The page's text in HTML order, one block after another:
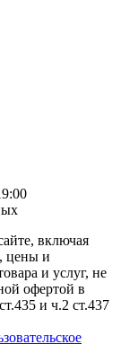
включая
цены и
и услуг, не
офертой в
и ч.2 ст.437